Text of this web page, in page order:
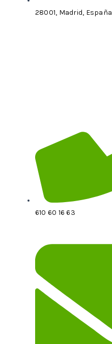
28001, Madrid, España
610 60 16 63